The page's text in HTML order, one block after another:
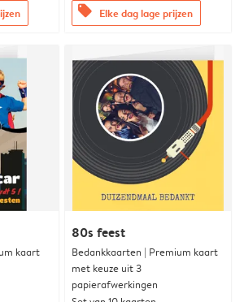
offers Elke dag lage prijzen
kaart
80s feest
Bedankkaarten | Premium kaart
met keuze uit 3
papierafwerkingen